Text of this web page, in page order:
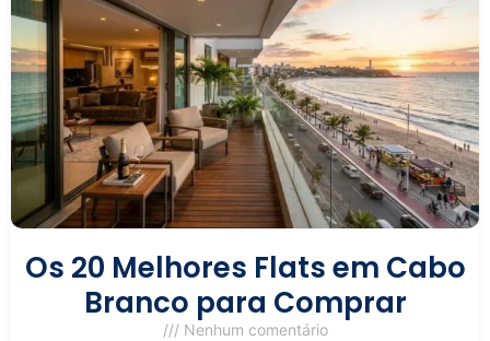
Os 20 Melhores Flats em Cabo
Branco para Comprar
Nenhum comentário